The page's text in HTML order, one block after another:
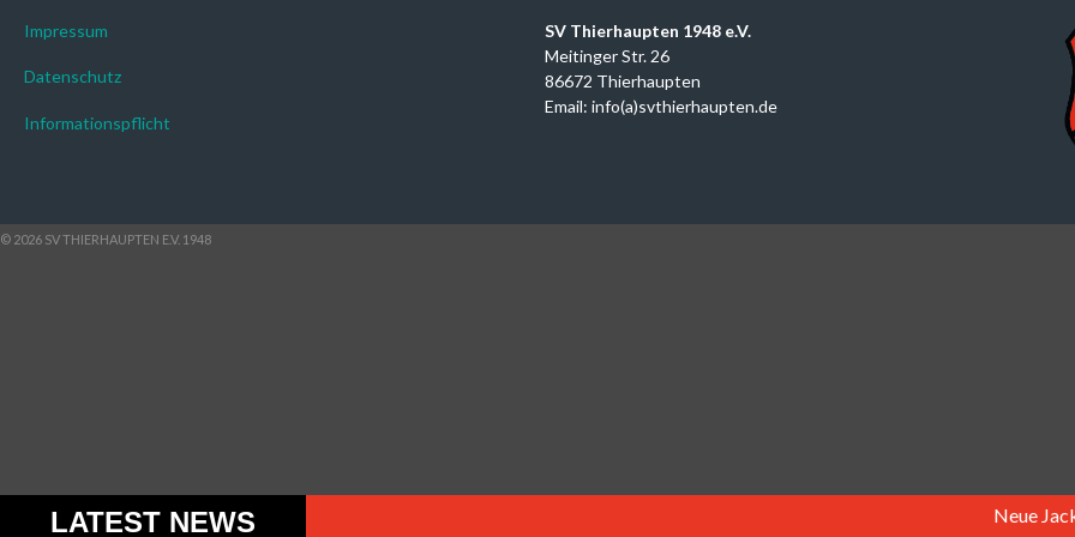
Impressum
Datenschutz
Informationspflicht
SV Thierhaupten 1948 e.V.
Meitinger Str. 26
86672 Thierhaupten
Email: info(a)svthierhaupten.de
© 2026 SV THIERHAUPTEN E.V. 1948
LATEST NEWS Neue Jacken